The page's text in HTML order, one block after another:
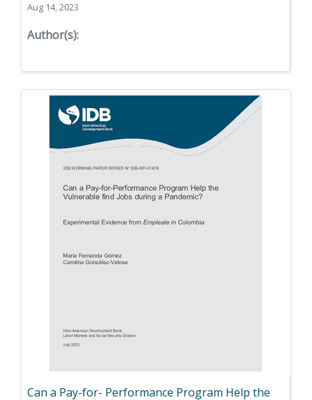
Aug 14, 2023
Author(s):
Can a Pay-for- Performance Program Help the